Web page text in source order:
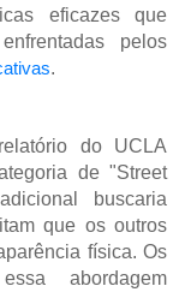
eficazes que
pelos
.
do UCLA
de "Street
buscaria
que os outros
física. Os
abordagem